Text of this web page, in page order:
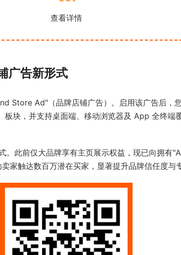
查看详情
广告新形式
Store Ad"（品牌店铺广告）。启用该广告后，
块，并支持桌面端、移动浏览器及 App 全终端
。此前仅大品牌享有主页展示权益，现已向拥有
家触达数百万潜在买家，显著提升品牌信任度与